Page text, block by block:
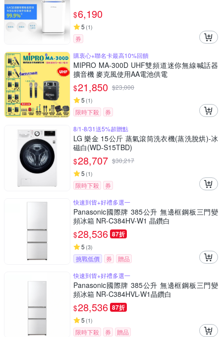
$6,190
5 (1)
券
購衷心+聯名卡最高10%回饋
MIPRO MA-300D UHF雙頻道迷你無線喊話器
擴音機 麥克風使用AA電池供電
$21,850 $23,000
5 (1)
限時下殺
券
8/1-8/31送5%超贈點
LG 樂金 15公斤 蒸氣滾筒洗衣機(蒸洗脫烘)-冰
磁白(WD-S15TBD)
$28,707 $30,217
5 (1)
限時下殺
券
快速到貨+好禮多選一
Panasonic國際牌 385公升 無邊框鋼板三門變
頻冰箱 NR-C384HV-W1 晶鑽白
$28,536 87折
5 (3)
挑戰低價 券
贈品
快速到貨+好禮多選一
Panasonic國際牌 385公升 無邊框鋼板三門變
頻冰箱 NR-C384HVL-W1晶鑽白
$28,536 87折
5 (1)
限時下殺 券 贈品